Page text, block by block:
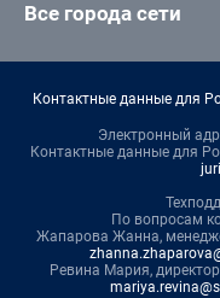
Все города сети
Контактные данные для
Электронный
Контактные данные для
По вопросам
Жапарова Жанна,
Ревина Мария,